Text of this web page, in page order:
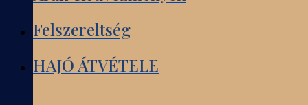
Felszereltség
HAJÓ ÁTVÉTELE